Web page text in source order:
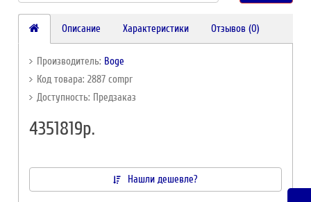
Описание Характеристики Отзывов (0)
Производитель: Boge
Код товара: 2887 compr
Доступность: Предзаказ
4351819р.
Нашли дешевле?